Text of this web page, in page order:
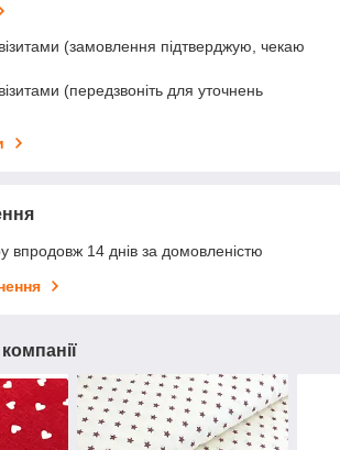
(замовлення підтверджую, чекаю
(передзвоніть для уточнень
впродовж 14 днів за домовленістю